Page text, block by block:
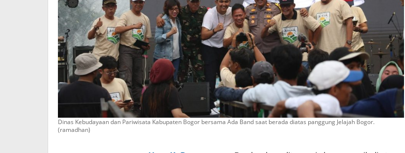
Dinas Kebudayaan dan Pariwisata Kabupaten Bogor bersama Ada Band saat berada diatas panggung Jelajah Bogor.
(ramadhan)